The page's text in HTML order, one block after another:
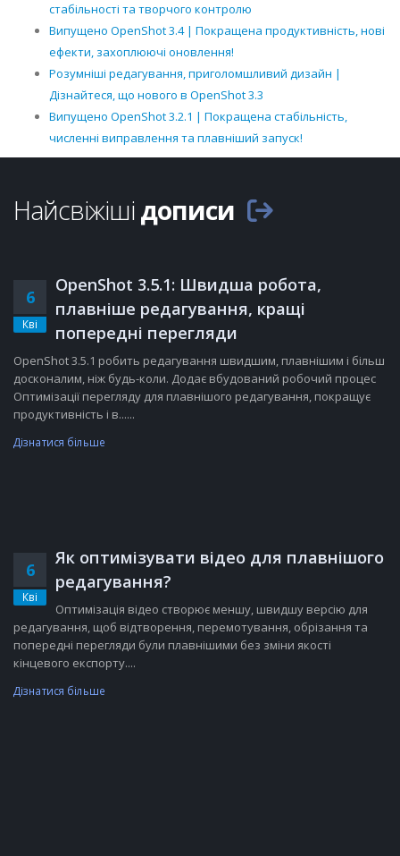
стабільності та творчого контролю
Випущено OpenShot 3.4 | Покращена продуктивність, нові
ефекти, захоплюючі оновлення!
Розумніші редагування, приголомшливий дизайн |
Дізнайтеся, що нового в OpenShot 3.3
Випущено OpenShot 3.2.1 | Покращена стабільність,
численні виправлення та плавніший запуск!
Найсвіжішідописи
6
Кві
OpenShot 3.5.1: Швидша робота,
плавніше редагування, кращі
попередні перегляди
OpenShot 3.5.1 робить редагування швидшим, плавнішим і більш
досконалим, ніж будь-коли. Додає вбудований робочий процес
Оптимізації перегляду для плавнішого редагування, покращує
продуктивність і в......
Дізнатися більше
6
Кві
Як оптимізувати відео для плавнішого
редагування?
Оптимізація відео створює меншу, швидшу версію для
редагування, щоб відтворення, перемотування, обрізання та
попередні перегляди були плавнішими без зміни якості
кінцевого експорту....
Дізнатися більше